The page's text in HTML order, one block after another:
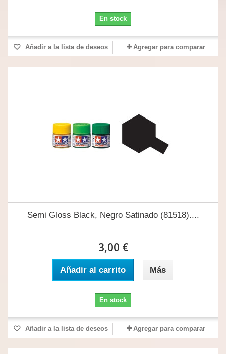
En stock
Añadir a la lista de deseos Agregar para comparar
Semi Gloss Black, Negro Satinado (81518)....
3,00 €
Añadir al carrito Más
En stock
Añadir a la lista de deseos Agregar para comparar